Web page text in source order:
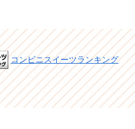
コンビニスイーツランキング